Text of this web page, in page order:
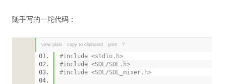
随手写的一坨代码：
view plain copy to clipboard print ?
#include <stdio.h>
#include <SDL/SDL.h>
#include <SDL/SDL_mixer.h>